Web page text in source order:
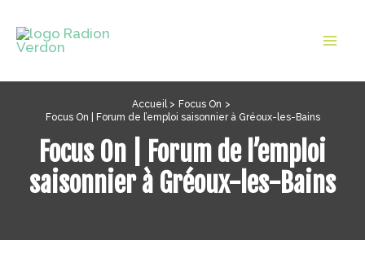
contenu
Accueil
Focus On
Focus On | Forum de l’emploi saisonnier à Gréoux-les-Bains
Focus On | Forum de l’emploi
saisonnier à Gréoux-les-Bains